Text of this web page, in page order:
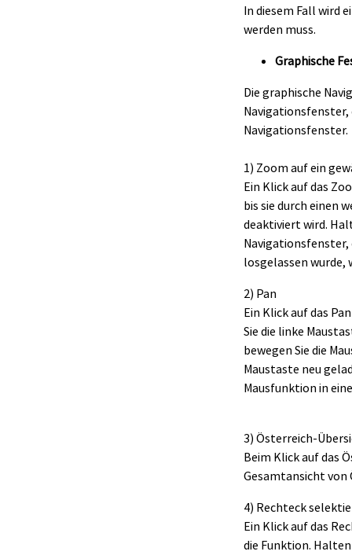
In diesem Fall wird
werden muss.
Graphische
Die graphische
Navigationsfenster,
Navigationsfenster.
1) Zoom auf ein
Ein Klick auf das
bis sie durch einen
deaktiviert wird.
Navigationsfenster,
losgelassen wurde,
2) Pan
Ein Klick auf das
Sie die linke
bewegen Sie die
Maustaste neu
Mausfunktion in
3) Österreich-
Beim Klick auf das
Gesamtansicht von
4) Rechteck
Ein Klick auf das
die Funktion.